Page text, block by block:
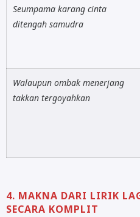
walaupun badai melanda
F Am
Am G
Seumpama karang cinta
F Am
Seumpama karang cinta
ditengah samudra
Walaupun ombak menerjang
takkan tergoyahkan
4. MAKNA DARI LIRIK
SECARA KOMPLIT